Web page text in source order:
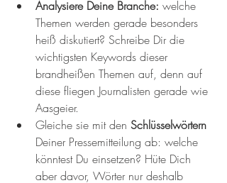
Analysiere Deine Branche: welche
Themen werden gerade besonders
heiß diskutiert? Schreibe Dir die
wichtigsten Keywords dieser
brandheißen Themen auf, denn auf
diese fliegen Journalisten gerade wie
Aasgeier.
Gleiche sie mit den Schlüsselwörtern
Deiner Pressemitteilung ab: welche
könntest Du einsetzen? Hüte Dich
aber davor, Wörter nur deshalb